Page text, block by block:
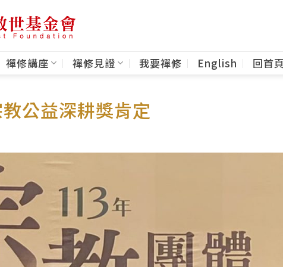
禪修講座 禪修見證 我要禪修 English 回首
公益深耕獎肯定